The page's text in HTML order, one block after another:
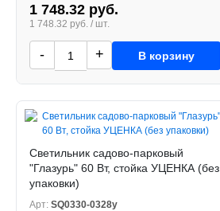
1 748.32 руб.
1 748.32 руб. / шт.
- + В корзину
Светильник садово-парковый
"Глазурь" 60 Вт, стойка УЦЕНКА (без
упаковки)
Арт: SQ0330-0328у